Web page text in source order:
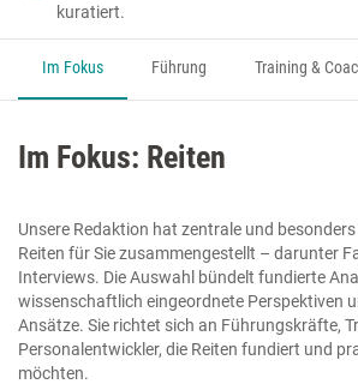
kuratiert.
Im Fokus Führung Training &
Im Fokus: Reiten
Unsere Redaktion hat zentrale und
Reiten für Sie zusammengestellt – darunter
Interviews. Die Auswahl bündelt fundierte
wissenschaftlich eingeordnete Perspektiven
Ansätze. Sie richtet sich an Führungskräfte,
Personalentwickler, die Reiten fundiert und
möchten.